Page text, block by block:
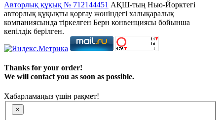
Авторлық құқық № 712144451 АҚШ-тың Нью-Йорктегі
авторлық құқықты қорғау жөніндегі халықаралық
компаниясында тіркелген Берн конвенциясы бойынша
кепілдік берілген.
Thanks for your order!
We will contact you as soon as possible.
Хабарламаңыз үшін рақмет!
×